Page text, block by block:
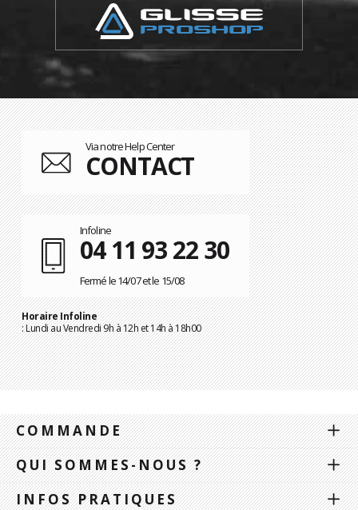
Via notre Help Center
CONTACT
Infoline
04 11 93 22 30
Fermé le 14/07 et le 15/08
Horaire Infoline
: Lundi au Vendredi 9h à 12h et 14h à 18h00
COMMANDE
QUI SOMMES-NOUS ?
INFOS PRATIQUES